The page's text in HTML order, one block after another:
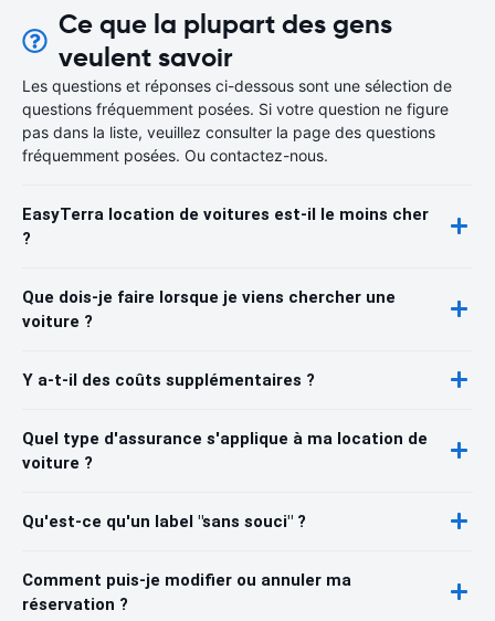
Ce que la plupart des gens
veulent savoir
Les questions et réponses ci-dessous sont une sélection de
questions fréquemment posées. Si votre question ne figure
pas dans la liste, veuillez consulter la page des questions
fréquemment posées. Ou contactez-nous.
EasyTerra location de voitures est-il le moins cher
?
Que dois-je faire lorsque je viens chercher une
voiture ?
Y a-t-il des coûts supplémentaires ?
Quel type d'assurance s'applique à ma location de
voiture ?
Qu'est-ce qu'un label "sans souci" ?
Comment puis-je modifier ou annuler ma
réservation ?